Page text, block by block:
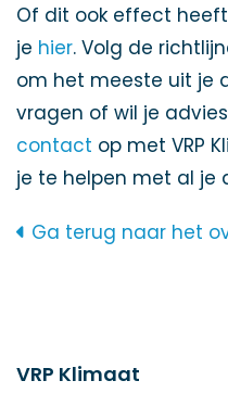
Of dit ook effect
je hier. Volg de
om het meeste uit je
vragen of wil je
contact op met VRP
je te helpen met al je
Ga terug naar het
VRP Klimaat